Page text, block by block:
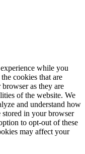
while you
cookies that are
browser as they are
of the website. We
and understand how
in your browser
to opt-out of these
may affect your